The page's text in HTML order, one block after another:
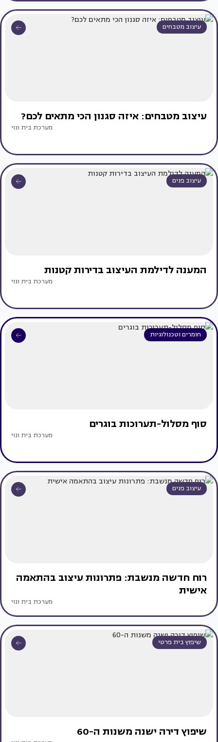
עיצוב מטבחים
עיצוב מטבחים: איזה סגנון הכי מתאים לכם?
מערכת בית ונוי
עיצוב פנים
המענה לדילמת העיצוב בדירות קטנות
מערכת בית ונוי
חומרים וטכנולוגיות
סוף מסלול-תערוכות בוגרים
מערכת בית ונוי
עיצוב פנים
רוח חדשה מנשבת: פתרונות עיצוב בהתאמה
אישית
מערכת בית ונוי
שיפוץ בית פרטי
שיפוץ דירה ישנה משנות ה-60